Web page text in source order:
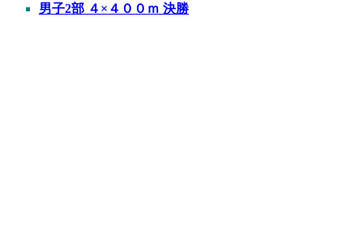
男子2部 ４×４００ｍ 決勝